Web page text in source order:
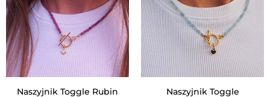
Naszyjnik Toggle Rubin
Naszyjnik Toggle